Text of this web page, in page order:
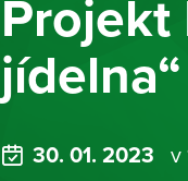
Projekt
jídelna“
30. 01. 2023 v